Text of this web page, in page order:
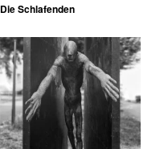
Die Schlafenden